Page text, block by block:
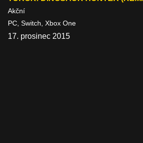
Akční
PC, Switch, Xbox One
17. prosinec 2015